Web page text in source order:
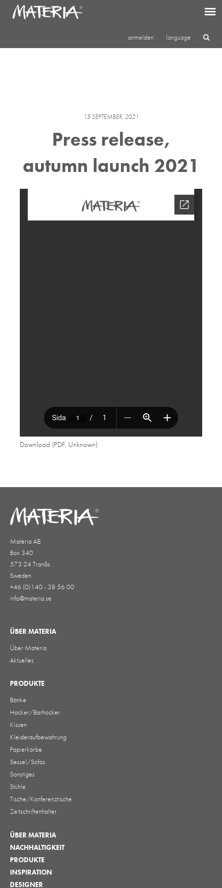
anmelden language
15 SEPTEMBER, 2021
Press release,
autumn launch 2021
Download (PDF, Unknown)
Materia AB
Box 340
573 24 Tranås
Sweden
+46 (0)140 - 38 56 00
info@materia.se
ÜBER MATERIA
Über Materia
Aktuelles
PRODUKTE
Bänke
Hocker/Barhocker
Kissen
Kleideraufbewahrung
Papierkörbe
Sessel/Sofas
Sonstiges
Stühle
Tische/Konferenztische
Zeitschriftenhalter
ÜBER MATERIA
NACHHALTIGKEIT
PRODUKTE
INSPIRATION
DESIGNER